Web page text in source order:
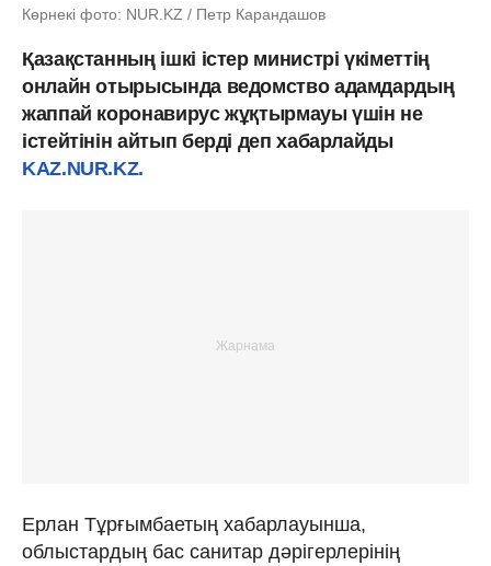
Көрнекі фото: NUR.KZ / Петр Карандашов
Қазақстанның ішкі істер министрі үкіметтің
онлайн отырысында ведомство адамдардың
жаппай коронавирус жұқтырмауы үшін не
істейтінін айтып берді деп хабарлайды
KAZ.NUR.KZ.
Ерлан Тұрғымбаетың хабарлауынша,
облыстардың бас санитар дәрігерлерінің